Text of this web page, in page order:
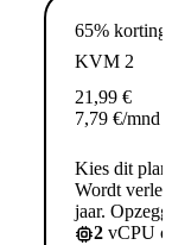
65% korting
KVM 2
21,99 €
7,79 €/mnd
Kies dit plan
Wordt
jaar.
2 vCPU